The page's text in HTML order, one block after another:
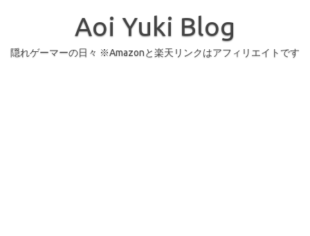
Aoi Yuki Blog
隠れゲーマーの日々 ※Amazonと楽天リンクはアフィリエイトです